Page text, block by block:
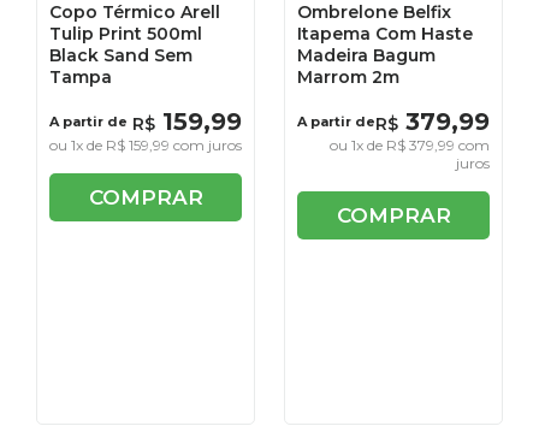
Copo Térmico Arell
Tulip Print 500ml
Black Sand Sem
Tampa
A partir de R$ 159,99
ou1x de R$ 159,99 com juros
COMPRAR
Ombrelone Belfix
Itapema Com Haste
Madeira Bagum
Marrom 2m
A partir deR$ 379,99
ou1x de R$ 379,99 com
juros
COMPRAR